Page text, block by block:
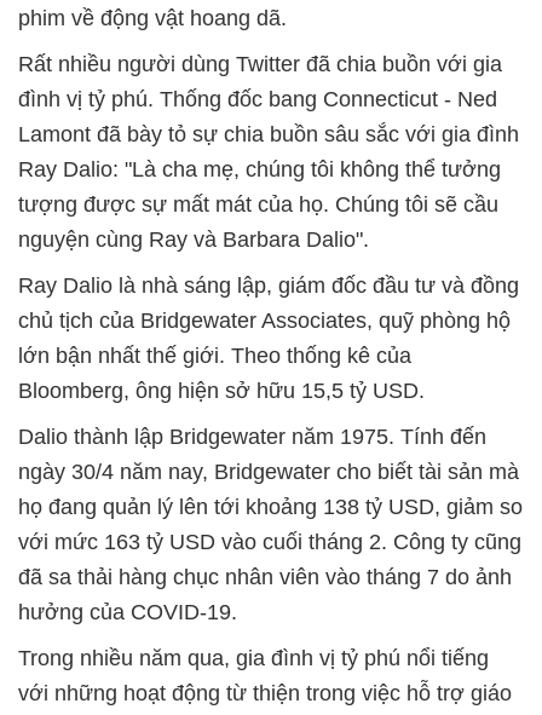
phim về động vật hoang dã.
Rất nhiều người dùng Twitter đã chia buồn với gia
đình vị tỷ phú. Thống đốc bang Connecticut - Ned
Lamont đã bày tỏ sự chia buồn sâu sắc với gia đình
Ray Dalio: "Là cha mẹ, chúng tôi không thể tưởng
tượng được sự mất mát của họ. Chúng tôi sẽ cầu
nguyện cùng Ray và Barbara Dalio".
Ray Dalio là nhà sáng lập, giám đốc đầu tư và đồng
chủ tịch của Bridgewater Associates, quỹ phòng hộ
lớn bận nhất thế giới. Theo thống kê của
Bloomberg, ông hiện sở hữu 15,5 tỷ USD.
Dalio thành lập Bridgewater năm 1975. Tính đến
ngày 30/4 năm nay, Bridgewater cho biết tài sản mà
họ đang quản lý lên tới khoảng 138 tỷ USD, giảm so
với mức 163 tỷ USD vào cuối tháng 2. Công ty cũng
đã sa thải hàng chục nhân viên vào tháng 7 do ảnh
hưởng của COVID-19.
Trong nhiều năm qua, gia đình vị tỷ phú nổi tiếng
với những hoạt động từ thiện trong việc hỗ trợ giáo